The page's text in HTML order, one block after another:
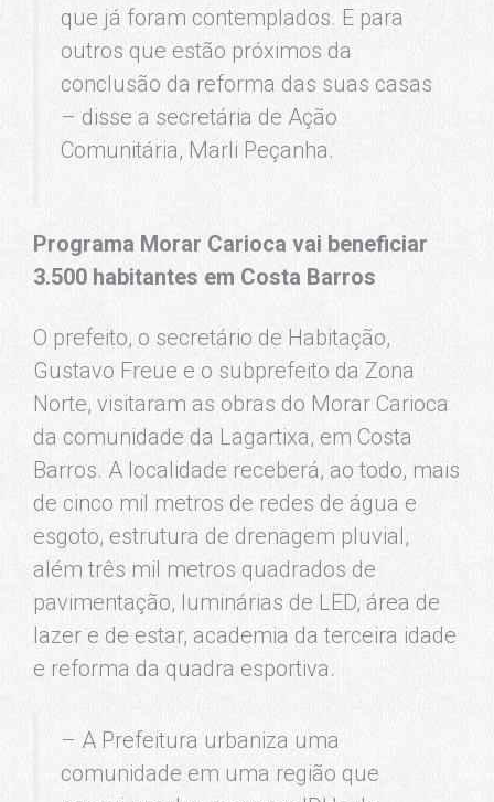
que já foram contemplados. E para
outros que estão próximos da
conclusão da reforma das suas casas
– disse a secretária de Ação
Comunitária, Marli Peçanha.
Programa Morar Carioca vai beneficiar
3.500 habitantes em Costa Barros
O prefeito, o secretário de Habitação,
Gustavo Freue e o subprefeito da Zona
Norte, visitaram as obras do Morar Carioca
da comunidade da Lagartixa, em Costa
Barros. A localidade receberá, ao todo, mais
de cinco mil metros de redes de água e
esgoto, estrutura de drenagem pluvial,
além três mil metros quadrados de
pavimentação, luminárias de LED, área de
lazer e de estar, academia da terceira idade
e reforma da quadra esportiva.
– A Prefeitura urbaniza uma
comunidade em uma região que